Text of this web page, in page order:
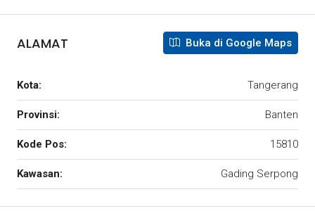
ALAMAT Buka di Google Maps
Kota: Tangerang
Provinsi: Banten
Kode Pos: 15810
Kawasan: Gading Serpong